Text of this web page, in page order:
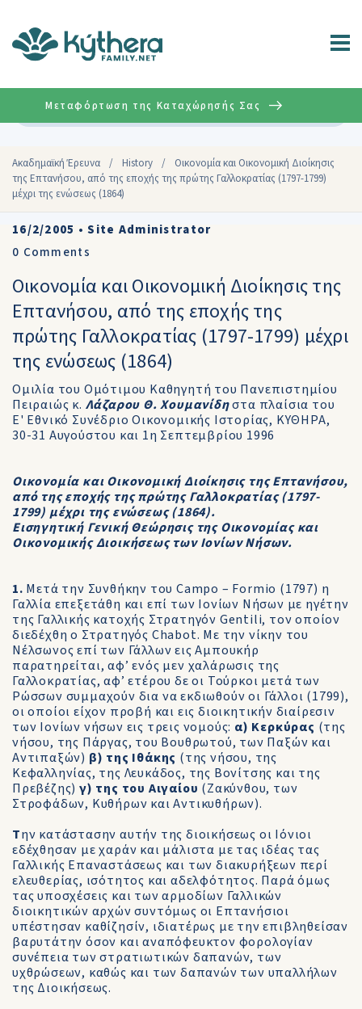
Aκαδημαϊκή Έρευνα / History /
Oικονομία και Οικονομική Διοίκησις
της Επτανήσου, από της εποχής της πρώτης Γαλλοκρατίας (1797-1799)
μέχρι της ενώσεως (1864)
Μεταφόρτωση της Καταχώρησής Σας
16/2/2005 •Site Administrator
0 Comments
Oικονομία και Οικονομική Διοίκησις της
Επτανήσου, από της εποχής της
πρώτης Γαλλοκρατίας (1797-1799) μέχρι
της ενώσεως (1864)
Ομιλία του Ομότιμου Καθηγητή του Πανεπιστημίου
Πειραιώς κ. Λάζαρου Θ. Χουμανίδηστα πλαίσια του
Ε' Εθνικό Συνέδριο Οικονομικής Ιστορίας, ΚΥΘΗΡΑ,
30-31 Αυγούστου και 1η Σεπτεμβρίου 1996
Oικονομία και Οικονομική Διοίκησις της Επτανήσου,
από της εποχής της πρώτης Γαλλοκρατίας (1797-
1799) μέχρι της ενώσεως (1864).
Εισηγητική Γενική Θεώρησις της Οικονομίας και
Οικονομικής Διοικήσεως των Ιονίων Νήσων.
1. Μετά την Συνθήκην του Campo – Formio (1797) η
Γαλλία επεξετάθη και επί των Ιονίων Νήσων με ηγέτην
της Γαλλικής κατοχής Στρατηγόν Gentili, τον οποίον
διεδέχθη ο Στρατηγός Chabot. Με την νίκην του
Νέλσωνος επί των Γάλλων εις Αμπουκήρ
παρατηρείται, αφ’ ενός μεν χαλάρωσις της
Γαλλοκρατίας, αφ’ ετέρου δε οι Τούρκοι μετά των
Ρώσσων συμμαχούν δια να εκδιωθούν οι Γάλλοι (1799),
οι οποίοι είχον προβή και εις διοικητικήν διαίρεσιν
των Ιονίων νήσων εις τρεις νομούς: α) Κερκύρας (της
νήσου, της Πάργας, του Βουθρωτού, των Παξών και
Αντιπαξών) β) της Ιθάκης (της νήσου, της
Κεφαλληνίας, της Λευκάδος, της Βονίτσης και της
Πρεβέζης) γ) της του Αιγαίου (Ζακύνθου, των
Στροφάδων, Κυθήρων και Αντικυθήρων).
Την κατάστασην αυτήν της διοικήσεως οι Ιόνιοι
εδέχθησαν με χαράν και μάλιστα με τας ιδέας τας
Γαλλικής Επαναστάσεως και των διακυρήξεων περί
ελευθερίας, ισότητος και αδελφότητος. Παρά όμως
τας υποσχέσεις και των αρμοδίων Γαλλικών
διοικητικών αρχών συντόμως οι Επτανήσιοι
υπέστησαν καθίζησίν, ιδιατέρως με την επιβληθείσαν
βαρυτάτην όσον και αναπόφευκτον φορολογίαν
συνέπεια των στρατιωτικών δαπανών, των
υχθρώσεων, καθώς και των δαπανών των υπαλλήλων
της Διοικήσεως.